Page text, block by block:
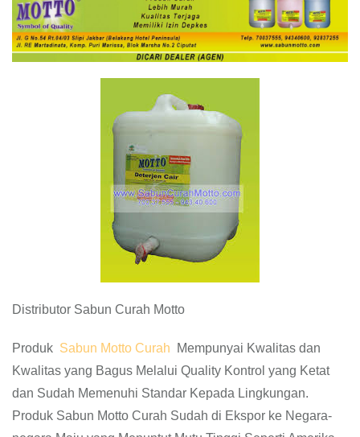
Distributor Sabun Curah Motto
Produk Sabun Motto Curah
Mempunyai Kwalitas dan
Kwalitas yang Bagus Melalui Quality Kontrol yang Ketat
dan Sudah Memenuhi Standar Kepada Lingkungan.
Produk Sabun Motto Curah Sudah di Ekspor ke Negara-